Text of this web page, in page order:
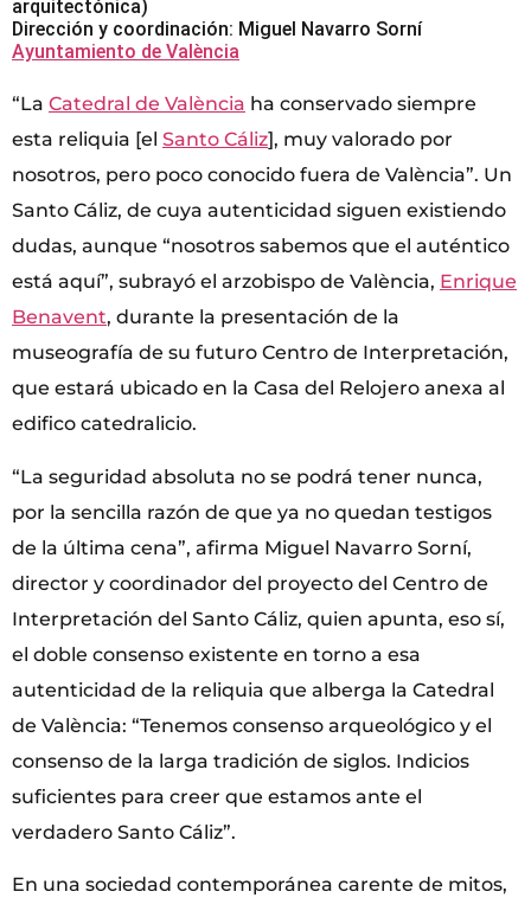
arquitectónica)
Dirección y coordinación: Miguel Navarro Sorní
Ayuntamiento de València
“La Catedral de València ha conservado siempre
esta reliquia [el Santo Cáliz], muy valorado por
nosotros, pero poco conocido fuera de València”. Un
Santo Cáliz, de cuya autenticidad siguen existiendo
dudas, aunque “nosotros sabemos que el auténtico
está aquí”, subrayó el arzobispo de València, Enrique
Benavent, durante la presentación de la
museografía de su futuro Centro de Interpretación,
que estará ubicado en la Casa del Relojero anexa al
edifico catedralicio.
“La seguridad absoluta no se podrá tener nunca,
por la sencilla razón de que ya no quedan testigos
de la última cena”, afirma Miguel Navarro Sorní,
director y coordinador del proyecto del Centro de
Interpretación del Santo Cáliz, quien apunta, eso sí,
el doble consenso existente en torno a esa
autenticidad de la reliquia que alberga la Catedral
de València: “Tenemos consenso arqueológico y el
consenso de la larga tradición de siglos. Indicios
suficientes para creer que estamos ante el
verdadero Santo Cáliz”.
En una sociedad contemporánea carente de mitos,